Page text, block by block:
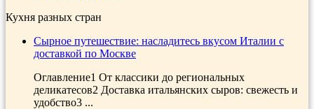
Кухня разных стран
Сырное путешествие: насладитесь вкусом Италии с
доставкой по Москве
Оглавление1 От классики до региональных
деликатесов2 Доставка итальянских сыров: свежесть и
удобство3 ...